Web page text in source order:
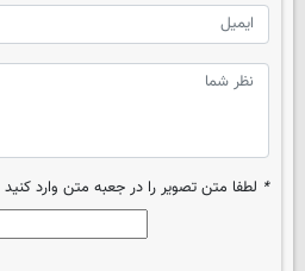
* لطفا متن تصویر را در جعبه متن وارد کنید